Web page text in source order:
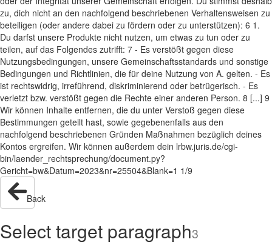
zu, dich nicht an den nachfolgend beschriebenen Verhaltensweisen zu
beteiligen (oder andere dabei zu fördern oder zu unterstützen): 6 1.
Du darfst unsere Produkte nicht nutzen, um etwas zu tun oder zu
teilen, auf das Folgendes zutrifft: 7 - Es verstößt gegen diese
Nutzungsbedingungen, unsere Gemeinschaftsstandards und sonstige
Bedingungen und Richtlinien, die für deine Nutzung von A. gelten. - Es
ist rechtswidrig, irreführend, diskriminierend oder betrügerisch. - Es
verletzt bzw. verstößt gegen die Rechte einer anderen Person. 8 [...] 9
Wir können Inhalte entfernen, die du unter Verstoß gegen diese
Bestimmungen geteilt hast, sowie gegebenenfalls aus den
nachfolgend beschriebenen Gründen Maßnahmen bezüglich deines
Kontos ergreifen. Wir können außerdem dein lrbw.juris.de/cgi-
bin/laender_rechtsprechung/document.py?
Gericht=bw&Datum=2023&nr=25504&Blank=1 1/9
Back
Select target paragraph3